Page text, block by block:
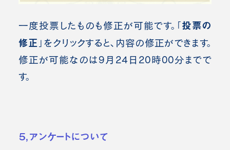
一度投票したものも修正が可能です。「 投票の
修正 」をクリックすると、内容の修正ができます。
修正が可能なのは9月24日20時00分までで
す。
５，アンケートについて